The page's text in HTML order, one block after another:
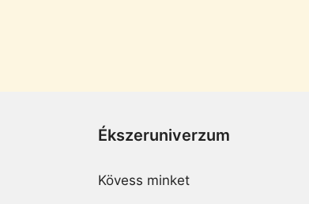
Ékszeruniverzum
Kövess minket